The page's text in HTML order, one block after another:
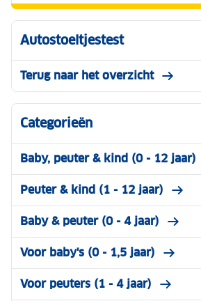
Autostoeltjestest
Terug naar het overzicht
Categorieën
Baby, peuter & kind (0 - 12 jaar)
Peuter & kind (1 - 12 jaar)
Baby & peuter (0 - 4 jaar)
Voor baby's (0 - 1,5 jaar)
Voor peuters (1 - 4 jaar)